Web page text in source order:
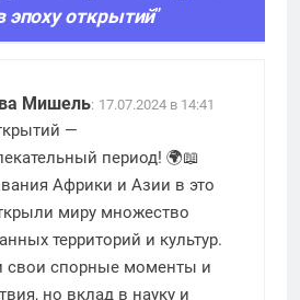
эпоху открытий”
Мишель: 17.07.2024 в 14:41
—
период! 🌍📖
Африки и Азии в это
миру множество
территорий и культур.
свои спорные моменты и
но вклад в науку и